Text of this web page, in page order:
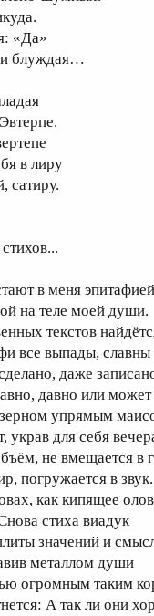
«Да»
блуждая…
в лиру
сатиру.
в меня эпитафией
на теле моей души.
текстов
все выпады, славны
даже
давно или может
упрямым
украв для себя
не вмещается в
погружается в звук.
как кипящее
стиха виадук
значений и
металлом души
огромным таким
А так ли они